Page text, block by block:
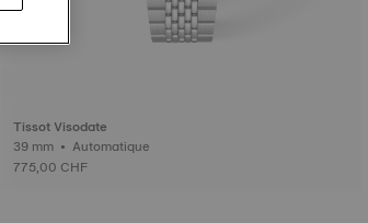
Tissot Visodate
39 mm • Automatique
775,00 CHF